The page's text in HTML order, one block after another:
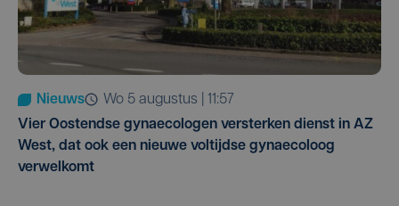
Nieuws
wo 5 augustus | 11:57
Vier Oostendse gynaecologen versterken dienst in AZ
West, dat ook een nieuwe voltijdse gynaecoloog
verwelkomt